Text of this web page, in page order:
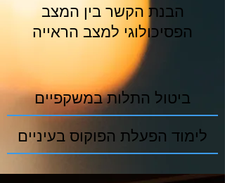
הבנת הקשר בין המצב
הפסיכולוגי למצב הראייה
ביטול התלות במשקפיים
לימוד הפעלת הפוקוס בעיניים